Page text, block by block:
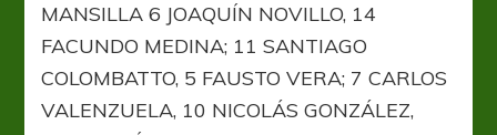
MANSILLA 6 JOAQUÍN NOVILLO, 14
FACUNDO MEDINA; 11 SANTIAGO
COLOMBATTO, 5 FAUSTO VERA; 7 CARLOS
VALENZUELA, 10 NICOLÁS GONZÁLEZ,